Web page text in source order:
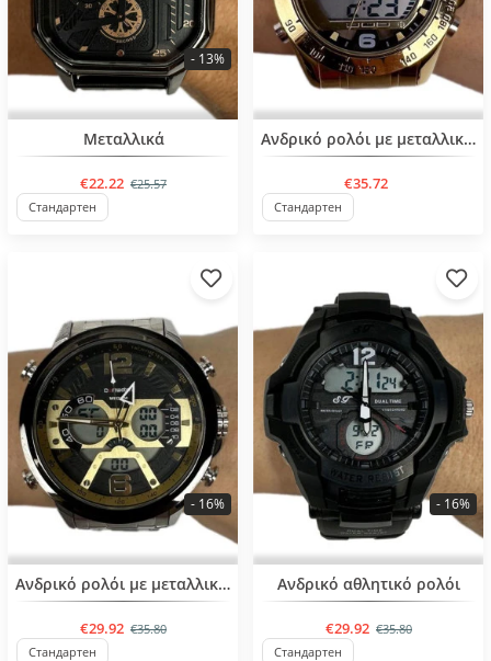
BESTSELLER
Μεταλλικά
€22.22 €25.57
- 13%
Стандартен
BESTSELLERΑνδρικό ρολόι με μεταλλική αλυσίδα
€35.72
Стандартен
Ανδρικό ρολόι με μεταλλική αλυσίδα
€29.92 €35.80
- 16%
Стандартен
Ανδρικό αθλητικό ρολόι
€29.92 €35.80
- 16%
Стандартен